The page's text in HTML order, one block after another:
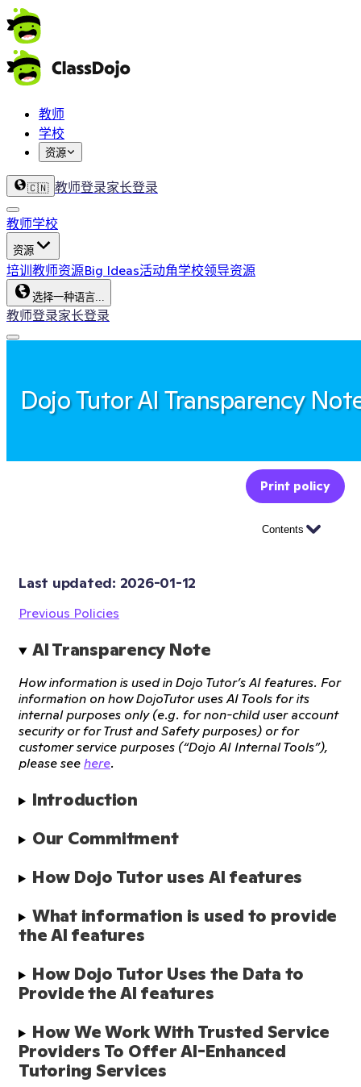
教师
学校
资源
🇨🇳 教师登录家长登录
教师学校
资源
培训 教师资源Big Ideas活动角学校领导资源
选择一种语言...
教师登录家长登录
Dojo Tutor AI Transparency
Print policy
Contents
Last updated: 2026-01-12
Previous Policies
AI Transparency Note
How information is used in Dojo Tutor’s AI features. For
information on how DojoTutor uses AI Tools for its
internal purposes only (e.g. for non-child user account
security or for Trust and Safety purposes) or for
customer service purposes (“Dojo AI Internal Tools”),
please see here.
Introduction
Our Commitment
How Dojo Tutor uses AI features
What information is used to provide
the AI features
How Dojo Tutor Uses the Data to
Provide the AI features
How We Work With Trusted Service
Providers To Offer AI-Enhanced
Tutoring Services